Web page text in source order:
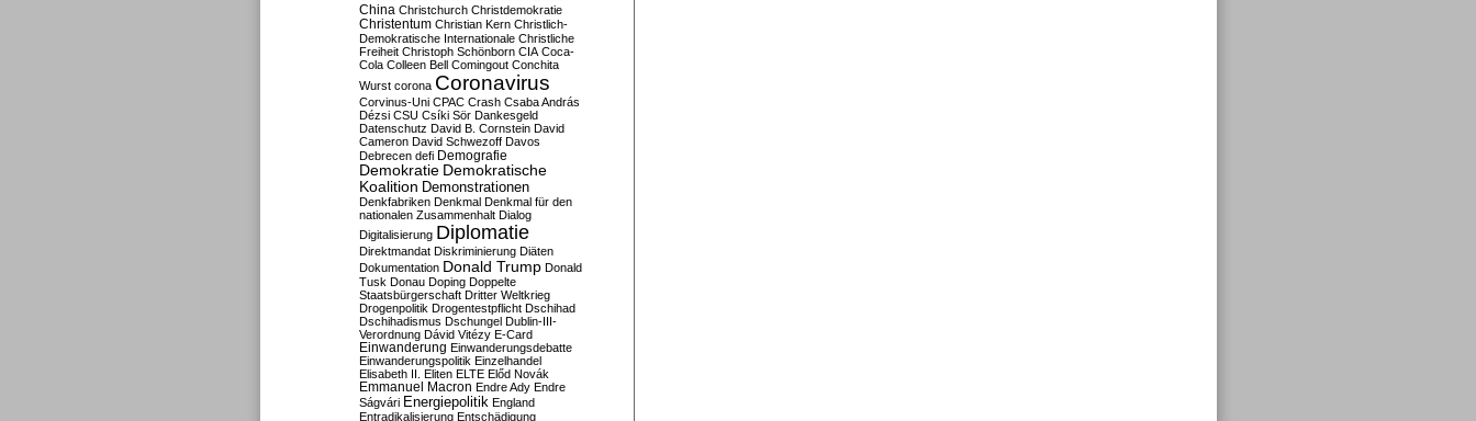
China Christchurch Christdemokratie
Christentum Christian Kern Christlich-
Demokratische Internationale Christliche
Freiheit Christoph Schönborn CIA Coca-
Cola Colleen Bell Comingout Conchita
Wurst corona Coronavirus
Corvinus-Uni CPAC Crash Csaba András
Dézsi CSU Csíki Sör Dankesgeld
Datenschutz David B. Cornstein David
Cameron David Schwezoff Davos
Debrecen defi Demografie
Demokratie Demokratische
Koalition Demonstrationen
Denkfabriken Denkmal Denkmal für den
nationalen Zusammenhalt Dialog
Digitalisierung Diplomatie
Direktmandat Diskriminierung Diäten
Dokumentation Donald Trump Donald
Tusk Donau Doping Doppelte
Staatsbürgerschaft Dritter Weltkrieg
Drogenpolitik Drogentestpflicht Dschihad
Dschihadismus Dschungel Dublin-III-
Verordnung Dávid Vitézy E-Card
Einwanderung Einwanderungsdebatte
Einwanderungspolitik Einzelhandel
Elisabeth II. Eliten ELTE Előd Novák
Emmanuel Macron Endre Ady Endre
Ságvári Energiepolitik England
Entradikalisierung Entschädigung